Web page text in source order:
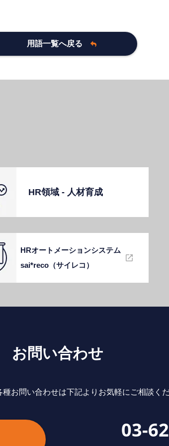
用語一覧へ戻る
HR領域 - ⼈材育成
HRオートメーションシステム
sai*reco（サイレコ）
お問い合わせ
種お問い合わせは下記よりお気軽にご相談く
03-